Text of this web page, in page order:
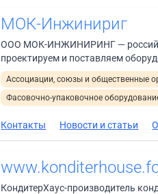
МОК-Инжинириг
ООО МОК-ИНЖИНИРИНГ —
проектируем и поставляем
Ассоциации, союзы и общественные
Фасовочно-упаковочное
Контакты Новости и статьи
КондитерХаус-производитель